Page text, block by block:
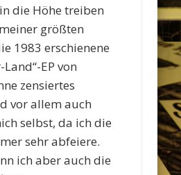
die Höhe treiben
größten
1983 erschienene
EP von
zensiertes
vor allem auch
selbst, da ich die
sehr abfeiere.
ich aber auch die